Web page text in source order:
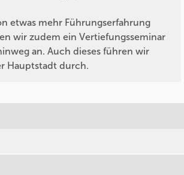
etwas mehr Führungserfahrung
wir zudem ein Vertiefungsseminar
an. Auch dieses führen wir
Hauptstadt durch.